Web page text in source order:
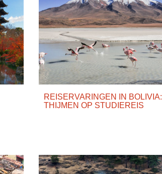
REISERVARINGEN IN BOLIVIA:
THIJMEN OP STUDIEREIS